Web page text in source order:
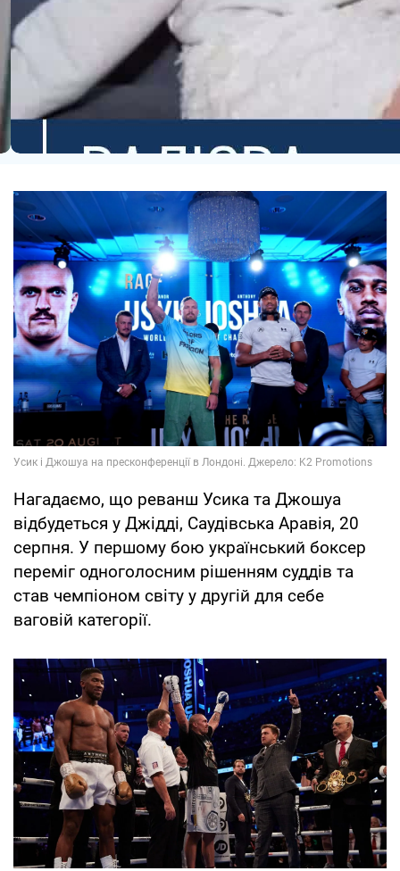
Нагадаємо, що реванш Усика та Джошуа
відбудеться у Джідді, Саудівська Аравія, 20
серпня. У першому бою український боксер
переміг одноголосним рішенням суддів та
став чемпіоном світу у другій для себе
ваговій категорії.